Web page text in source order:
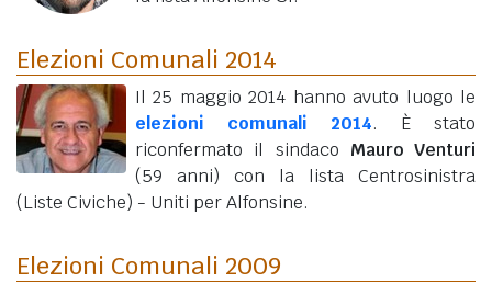
Elezioni Comunali 2014
Il 25 maggio 2014 hanno avuto luogo le
elezioni comunali 2014. È stato
riconfermato il sindaco Mauro Venturi
(59 anni) con la lista Centrosinistra
(Liste Civiche) - Uniti per Alfonsine.
Elezioni Comunali 2009